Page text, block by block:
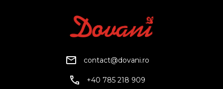
contact@dovani.ro
+40 785 218 909